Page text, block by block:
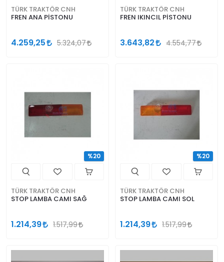
TÜRK TRAKTÖR CNH
FREN ANA PİSTONU
4.259,25 5.324,07
TÜRK TRAKTÖR CNH
FREN IKINCIL PİSTONU
3.643,82 4.554,77
TÜRK TRAKTÖR CNH
STOP LAMBA CAMI SAĞ
1.214,39 1.517,99
%20
TÜRK TRAKTÖR CNH
STOP LAMBA CAMI SOL
1.214,39 1.517,99
%20